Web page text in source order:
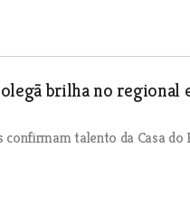
brilha no regional
talento da Casa do